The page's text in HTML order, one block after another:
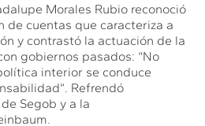
Morales Rubio reconoció
de cuentas que caracteriza a
y contrastó la actuación de la
gobiernos pasados: “No
interior se conduce
Refrendó
Segob y a la